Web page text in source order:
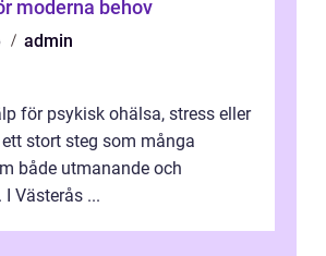
moderna behov
admin
för psykisk ohälsa, stress eller
ett stort steg som många
både utmanande och
Västerås ...